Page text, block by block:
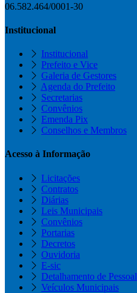
06.582.464/0001-30
Institucional
Institucional
Prefeito e Vice
Galeria de Gestores
Agenda do Prefeito
Secretarias
Convênios
Emenda Pix
Conselhos e Membros
Acesso à Informação
Licitações
Contratos
Diárias
Leis Municipais
Convênios
Portarias
Decretos
Ouvidoria
E-sic
Detalhamento de Pessoal
Veículos Municipais